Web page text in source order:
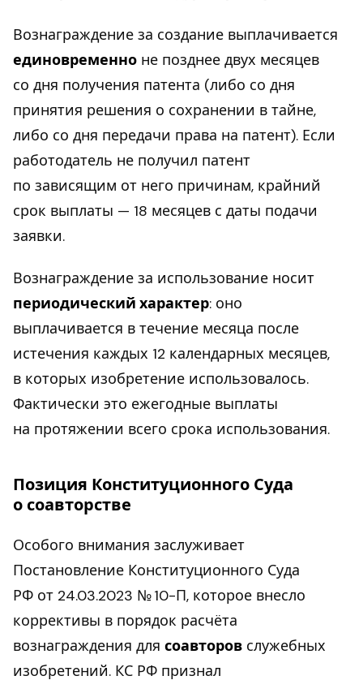
Вознаграждение за создание выплачивается
единовременно не позднее двух месяцев
со дня получения патента (либо со дня
принятия решения о сохранении в тайне,
либо со дня передачи права на патент). Если
работодатель не получил патент
по зависящим от него причинам, крайний
срок выплаты — 18 месяцев с даты подачи
заявки.
Вознаграждение за использование носит
периодический характер: оно
выплачивается в течение месяца после
истечения каждых 12 календарных месяцев,
в которых изобретение использовалось.
Фактически это ежегодные выплаты
на протяжении всего срока использования.
Позиция Конституционного Суда
о соавторстве
Особого внимания заслуживает
Постановление Конституционного Суда
РФ от 24.03.2023 № 10-П, которое внесло
коррективы в порядок расчёта
вознаграждения для соавторов служебных
изобретений. КС РФ признал